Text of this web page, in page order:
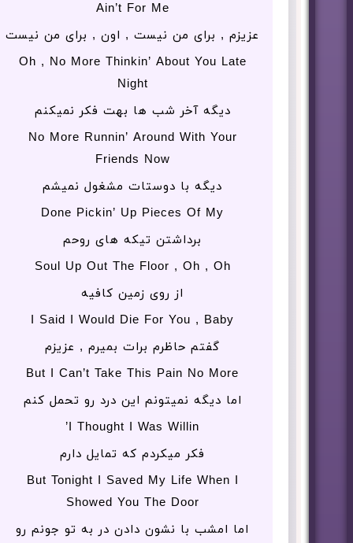
Ain’t For Me
عزیزم , برای من نیست , اون , برای من نیست
Oh , No More Thinkin’ About You Late
Night
دیگه آخر شب ها بهت فکر نمیکنم
No More Runnin’ Around With Your
Friends Now
دیگه با دوستات مشغول نمیشم
Done Pickin’ Up Pieces Of My
برداشتن تیکه های روحم
Soul Up Out The Floor , Oh , Oh
از روی زمین کافیه
I Said I Would Die For You , Baby
گفتم حاظرم برات بمیرم , عزیزم
But I Can’t Take This Pain No More
اما دیگه نمیتونم این درد رو تحمل کنم
I Thought I Was Willin’
فکر میکردم که تمایل دارم
But Tonight I Saved My Life When I
Showed You The Door
اما امشب با نشون دادن در به تو جونم رو